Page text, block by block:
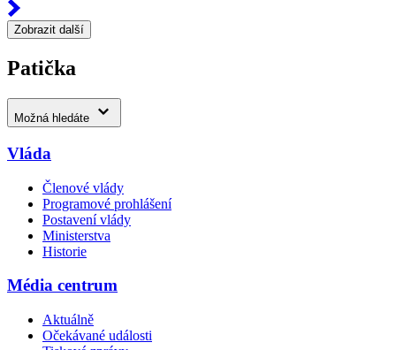
Zobrazit další
Patička
Možná hledáte
Vláda
Členové vlády
Programové prohlášení
Postavení vlády
Ministerstva
Historie
Média centrum
Aktuálně
Očekávané události